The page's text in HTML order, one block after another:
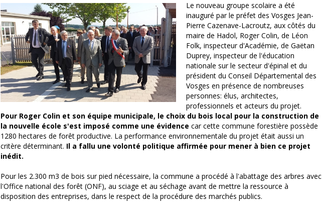
Le nouveau groupe scolaire a été
inauguré par le préfet des Vosges Jean-
Pierre Cazenave-Lacroutz, aux côtés du
maire de Hadol, Roger Colin, de Léon
Folk, inspecteur d'Académie, de Gaëtan
Duprey, inspecteur de l'éducation
nationale sur le secteur d'épinal et du
président du Conseil Départemental des
Vosges en présence de nombreuses
personnes: élus, architectes,
professionnels et acteurs du projet.
Pour Roger Colin et son équipe municipale, le choix du bois local pour la construction de
la nouvelle école s'est imposé comme une évidence car cette commune forestière possède
1280 hectares de forêt productive. La performance environnementale du projet était aussi un
critère déterminant. Il a fallu une volonté politique affirmée pour mener à bien ce projet
inédit.
Pour les 2.300 m3 de bois sur pied nécessaire, la commune a procédé à l'abattage des arbres avec
l'Office national des forêt (ONF), au sciage et au séchage avant de mettre la ressource à
disposition des entreprises, dans le respect de la procédure des marchés publics.